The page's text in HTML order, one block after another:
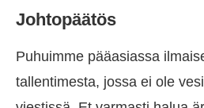
Johtopäätös
Puhuimme pääasiassa
tallentimesta, jossa ei ole